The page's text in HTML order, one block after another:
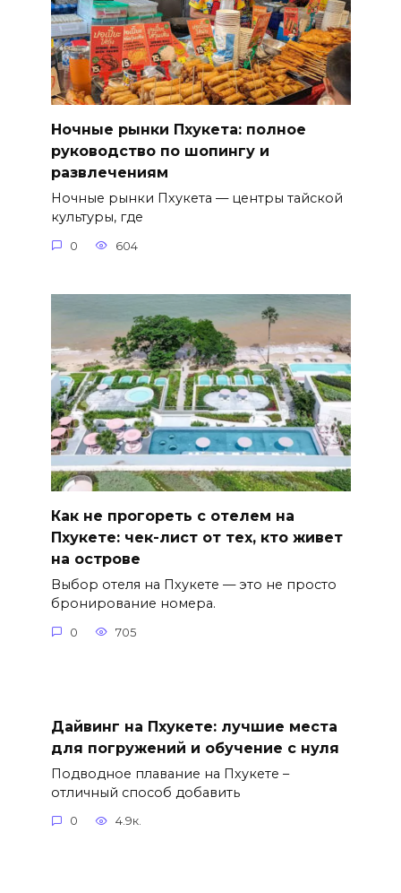
Ночные рынки Пхукета: полное
руководство по шопингу и
развлечениям
Ночные рынки Пхукета — центры тайской
культуры, где
0 604
Как не прогореть с отелем на
Пхукете: чек-лист от тех, кто живет
на острове
Выбор отеля на Пхукете — это не просто
бронирование номера.
0 705
Дайвинг на Пхукете: лучшие места
для погружений и обучение с нуля
Подводное плавание на Пхукете –
отличный способ добавить
0 4.9к.